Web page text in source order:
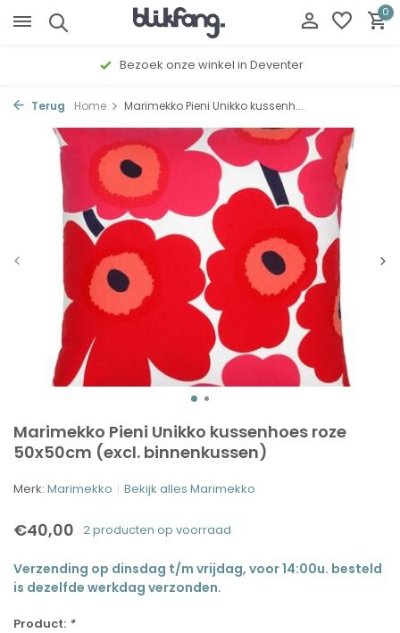
0
Bezoek onze winkel in Deventer
Terug Home Marimekko Pieni Unikko kussenh...
Marimekko Pieni Unikko kussenhoes roze
50x50cm (excl. binnenkussen)
Merk: Marimekko Bekijk alles Marimekko
€40,00 2 producten op voorraad
Verzending op dinsdag t/m vrijdag, voor 14:00u. besteld
is dezelfde werkdag verzonden.
Product: *